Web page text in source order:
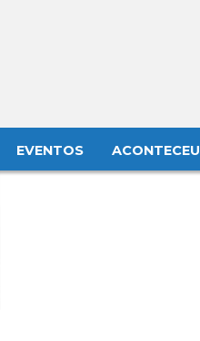
EVENTOS ACONTECEU